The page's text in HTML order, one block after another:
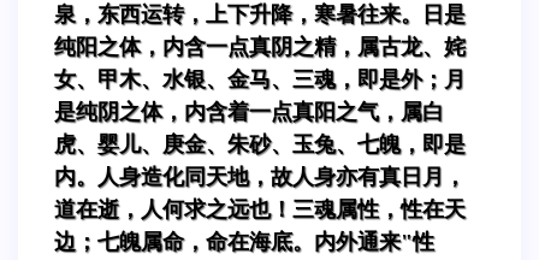
泉，东西运转，上下升降，寒暑往来。日是
纯阳之体，内含一点真阴之精，属古龙、姹
女、甲木、水银、金马、三魂，即是外；月
是纯阴之体，内含着一点真阳之气，属白
虎、婴儿、庚金、朱砂、玉兔、七魄，即是
内。人身造化同天地，故人身亦有真日月，
道在逝，人何求之远也！三魂属性，性在天
边；七魄属命，命在海底。内外通来"性